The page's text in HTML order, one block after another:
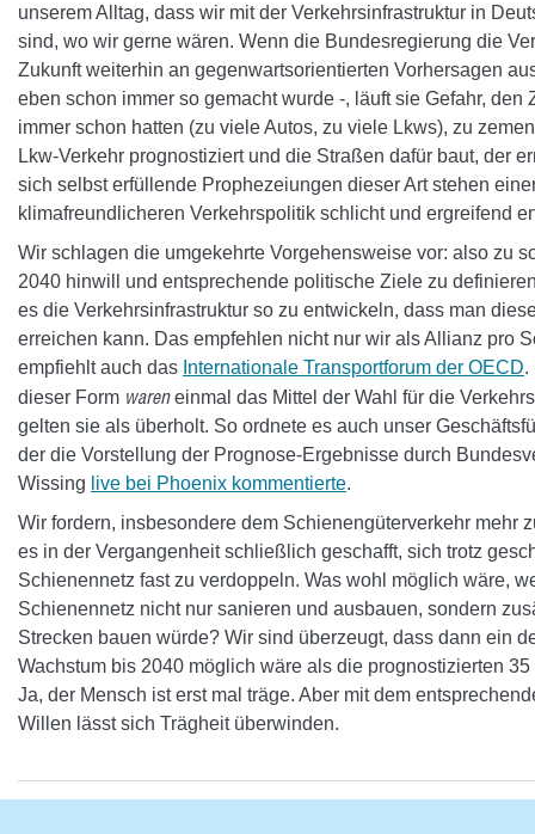
unserem Alltag, dass wir mit der Verkehrsinfrastruktur in
sind, wo wir gerne wären. Wenn die Bundesregierung die
Zukunft weiterhin an gegenwartsorientierten Vorhersagen
eben schon immer so gemacht wurde -, läuft sie Gefahr, den
immer schon hatten (zu viele Autos, zu viele Lkws), zu
Lkw-Verkehr prognostiziert und die Straßen dafür baut, der
sich selbst erfüllende Prophezeiungen dieser Art stehen
klimafreundlicheren Verkehrspolitik schlicht und ergreifend
Wir schlagen die umgekehrte Vorgehensweise vor: also zu
2040 hinwill und entsprechende politische Ziele zu
es die Verkehrsinfrastruktur so zu entwickeln, dass man
erreichen kann. Das empfehlen nicht nur wir als Allianz pro
empfiehlt auch das Internationale Transportforum der OECD.
dieser Form wareneinmal das Mittel der Wahl für die
gelten sie als überholt. So ordnete es auch unser
der die Vorstellung der Prognose-Ergebnisse durch
Wissing live bei Phoenix kommentierte.
Wir fordern, insbesondere dem Schienengüterverkehr mehr
es in der Vergangenheit schließlich geschafft, sich trotz
Schienennetz fast zu verdoppeln. Was wohl möglich wäre,
Schienennetz nicht nur sanieren und ausbauen, sondern
Strecken bauen würde? Wir sind überzeugt, dass dann ein
Wachstum bis 2040 möglich wäre als die prognostizierten
Ja, der Mensch ist erst mal träge. Aber mit dem
Willen lässt sich Trägheit überwinden.